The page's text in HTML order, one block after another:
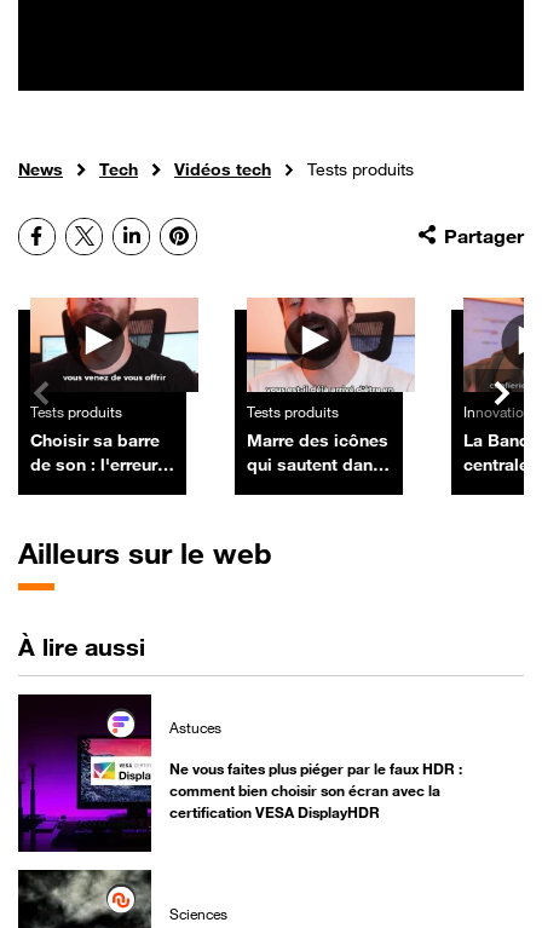
News Tech Vidéos tech Tests produits
Partager
Facebook
X LinkedInPinterest
Autres vidéos
Tests produits
Choisir sa barre
de son : l'erreur à
Tests produits
Marre des icônes
qui sautent dans
bloquer
Innovation
La
centrale
Ailleurs sur le web
À lire aussi
Astuces
Ne vous faites plus piéger par le faux HDR :
comment bien choisir son écran avec la
certification VESA DisplayHDR
Sciences